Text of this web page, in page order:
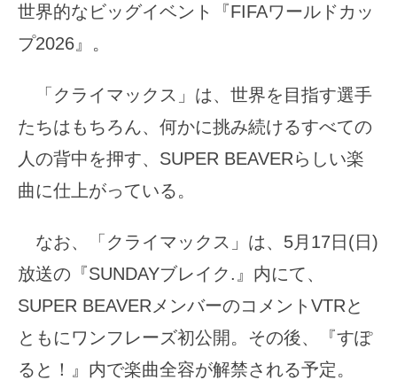
世界的なビッグイベント『FIFAワールドカッ
プ2026』。
「クライマックス」は、世界を目指す選手
たちはもちろん、何かに挑み続けるすべての
人の背中を押す、SUPER BEAVERらしい楽
曲に仕上がっている。
なお、「クライマックス」は、5月17日(日)
放送の『SUNDAYブレイク.』内にて、
SUPER BEAVERメンバーのコメントVTRと
ともにワンフレーズ初公開。その後、『すぽ
ると！』内で楽曲全容が解禁される予定。